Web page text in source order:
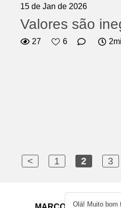
15 de Jan de 2026
Valores são
27 6
< 1 2 3
Olá! Muito bom